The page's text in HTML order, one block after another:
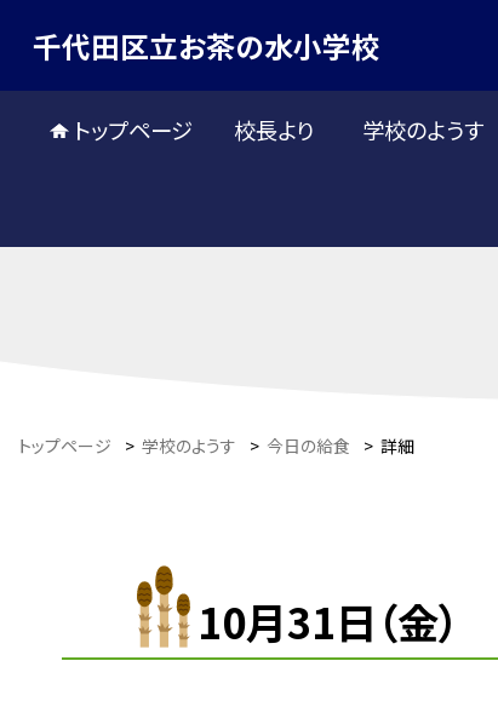
千代田区立お茶の水小学校
トップページ 校長より 学校のようす
トップページ > 学校のようす > 今日の給食 > 詳細
10月31日（金）